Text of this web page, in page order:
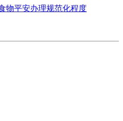
物平安办理规范化程度